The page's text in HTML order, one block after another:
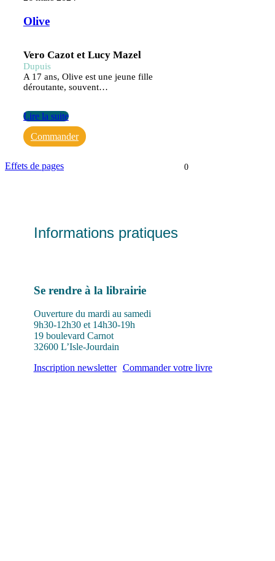
Olive
Vero Cazot et Lucy Mazel
Dupuis
A 17 ans, Olive est une jeune fille
déroutante, souvent…
Lire la suite
Commander
Effets de pages 0
Informations pratiques
Se rendre à la librairie
Ouverture du mardi au samedi
9h30-12h30 et 14h30-19h
19 boulevard Carnot
32600 L’Isle-Jourdain
Inscription newsletter
Commander votre livre